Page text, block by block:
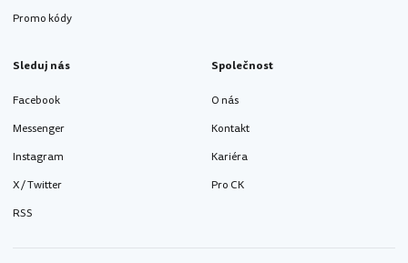
Promo kódy
Sleduj nás
Facebook
Messenger
Instagram
X / Twitter
RSS
Společnost
O nás
Kontakt
Kariéra
Pro CK